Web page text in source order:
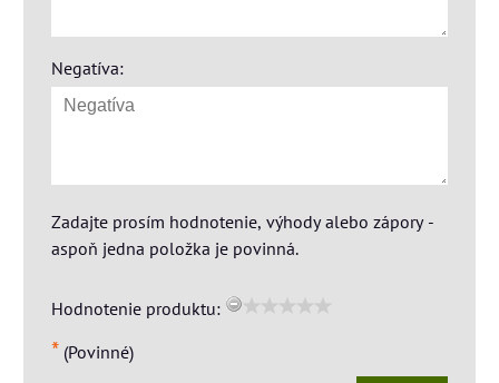
Negatíva:
Zadajte prosím hodnotenie, výhody alebo zápory -
aspoň jedna položka je povinná.
Hodnotenie produktu:
* (Povinné)